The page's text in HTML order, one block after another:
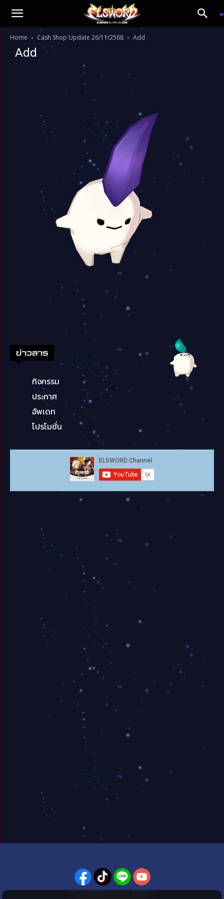
Home Cash Shop Update 26/11/2568 Add
Add
ข่าวสาร
กิจกรรม
ประกาศ
อัพเดท
โปรโมชั่น
PLAYPARK SOCIAL MEDIA